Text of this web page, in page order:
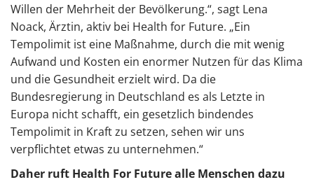
Willen der Mehrheit der Bevölkerung.“, sagt Lena
Noack, Ärztin, aktiv bei Health for Future. „Ein
Tempolimit ist eine Maßnahme, durch die mit wenig
Aufwand und Kosten ein enormer Nutzen für das Klima
und die Gesundheit erzielt wird. Da die
Bundesregierung in Deutschland es als Letzte in
Europa nicht schafft, ein gesetzlich bindendes
Tempolimit in Kraft zu setzen, sehen wir uns
verpflichtet etwas zu unternehmen.“
Daher ruft Health For Future alle Menschen dazu